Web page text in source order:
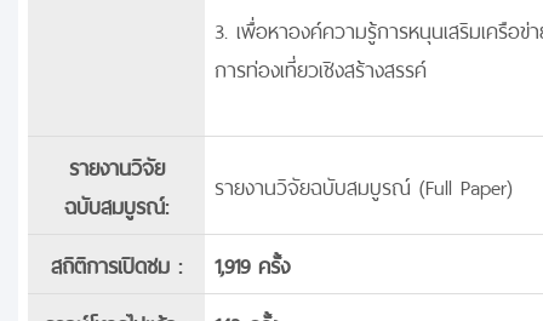
3. เพื่อหาองค์ความรู้การหนุนเสริมเครื
การท่องเที่ยวเชิงสร้างสรรค์
รายงานวิจัย
ฉบับสมบูรณ์:
รายงานวิจัยฉบับสมบูรณ์ (Full Paper)
สถิติการเปิดชม :
1,919 ครั้ง